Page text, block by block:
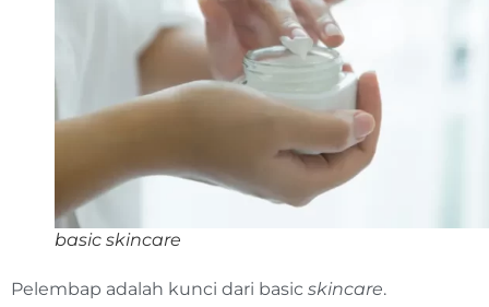
basic skincare
Pelembap adalah kunci dari basic skincare.